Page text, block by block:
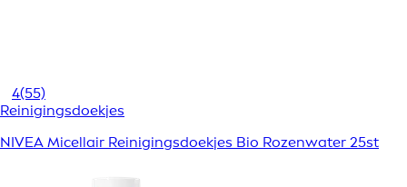
4(55)
Reinigingsdoekjes
NIVEA Micellair Reinigingsdoekjes Bio Rozenwater 25st